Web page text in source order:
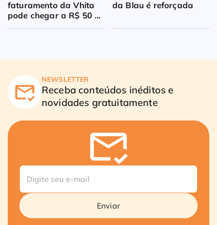
faturamento da Vhita
pode chegar a R$ 50
milhões
da Blau é reforçada
NEWSLETTER
Receba conteúdos inéditos e
novidades gratuitamente
Enviar